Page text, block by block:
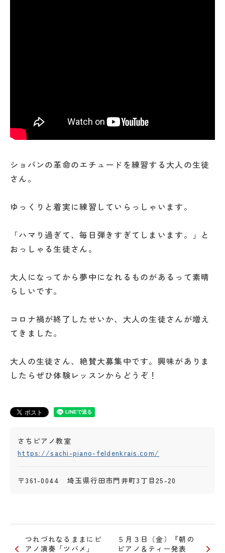
ショパンの革命のエチュードを練習する大人の生徒
さん。
ゆっくりと着実に練習していらっしゃいます。
「ハマり過ぎて、毎日弾きすぎてしまいます。」と
おっしゃる生徒さん。
大人になってから夢中になれるものがあるって素晴
らしいです。
コロナ禍が終了したせいか、大人の生徒さんが増え
てきました。
大人の生徒さん、絶賛大募集中です。興味がありま
したらぜひ体験レッスンからどうぞ！
さちピアノ教室
https://sachi-piano-feldenkrais.com/
〒361-0044 埼玉県行田市門井町3丁目25-20
つれづれなるままにピ
アノ演奏「ツバメ」
５月３日（金）『朝の
ピアノ＆ティー発表